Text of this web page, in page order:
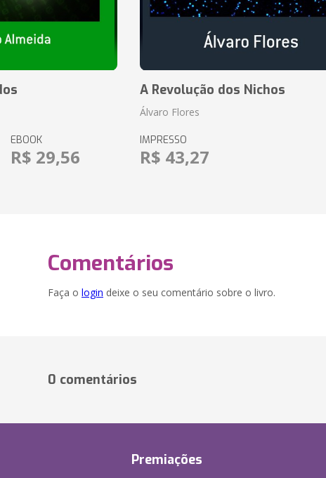
EBOOK
R$ 29,56
A Revolução dos Nichos
Álvaro Flores
IMPRESSO
R$ 43,27
Comentários
Faça o login deixe o seu comentário sobre o livro.
0 comentários
Premiações